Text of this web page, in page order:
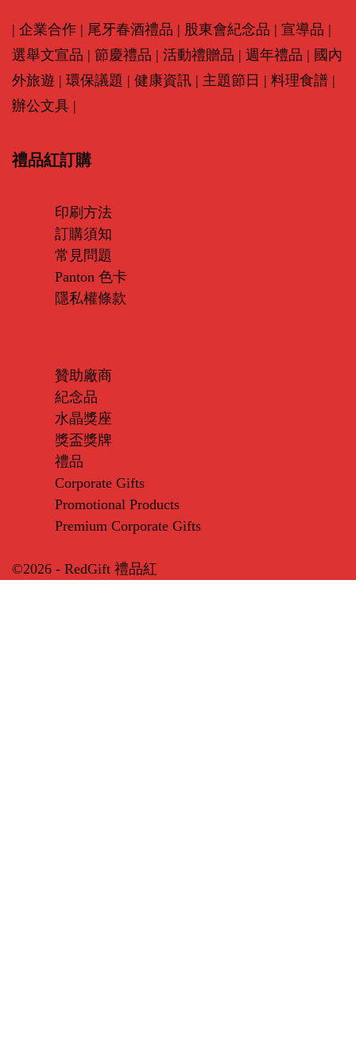
| 企業合作 | 尾牙春酒禮品 | 股東會紀念品 | 宣導品 |
選舉文宣品 | 節慶禮品 | 活動禮贈品 | 週年禮品 | 國內
外旅遊 | 環保議題 | 健康資訊 | 主題節日 | 料理食譜 |
辦公文具 |
禮品紅訂購
印刷方法
訂購須知
常見問題
Panton 色卡
隱私權條款
贊助廠商
紀念品
水晶獎座
獎盃獎牌
禮品
Corporate Gifts
Promotional Products
Premium Corporate Gifts
©2026 - RedGift 禮品紅